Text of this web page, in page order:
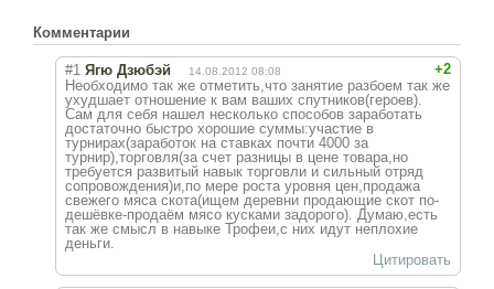
Комментарии
+2
#1 Ягю Дзюбэй 14.08.2012 08:08
Необходимо так же отметить,что занятие разбоем так же
ухудшает отношение к вам ваших спутников(героев).
Сам для себя нашел несколько способов заработать
достаточно быстро хорошие суммы:участие в
турнирах(заработок на ставках почти 4000 за
турнир),торговля(за счет разницы в цене товара,но
требуется развитый навык торговли и сильный отряд
сопровождения)и,по мере роста уровня цен,продажа
свежего мяса скота(ищем деревни продающие скот по-
дешёвке-продаём мясо кусками задорого). Думаю,есть
так же смысл в навыке Трофеи,с них идут неплохие
деньги.
Цитировать